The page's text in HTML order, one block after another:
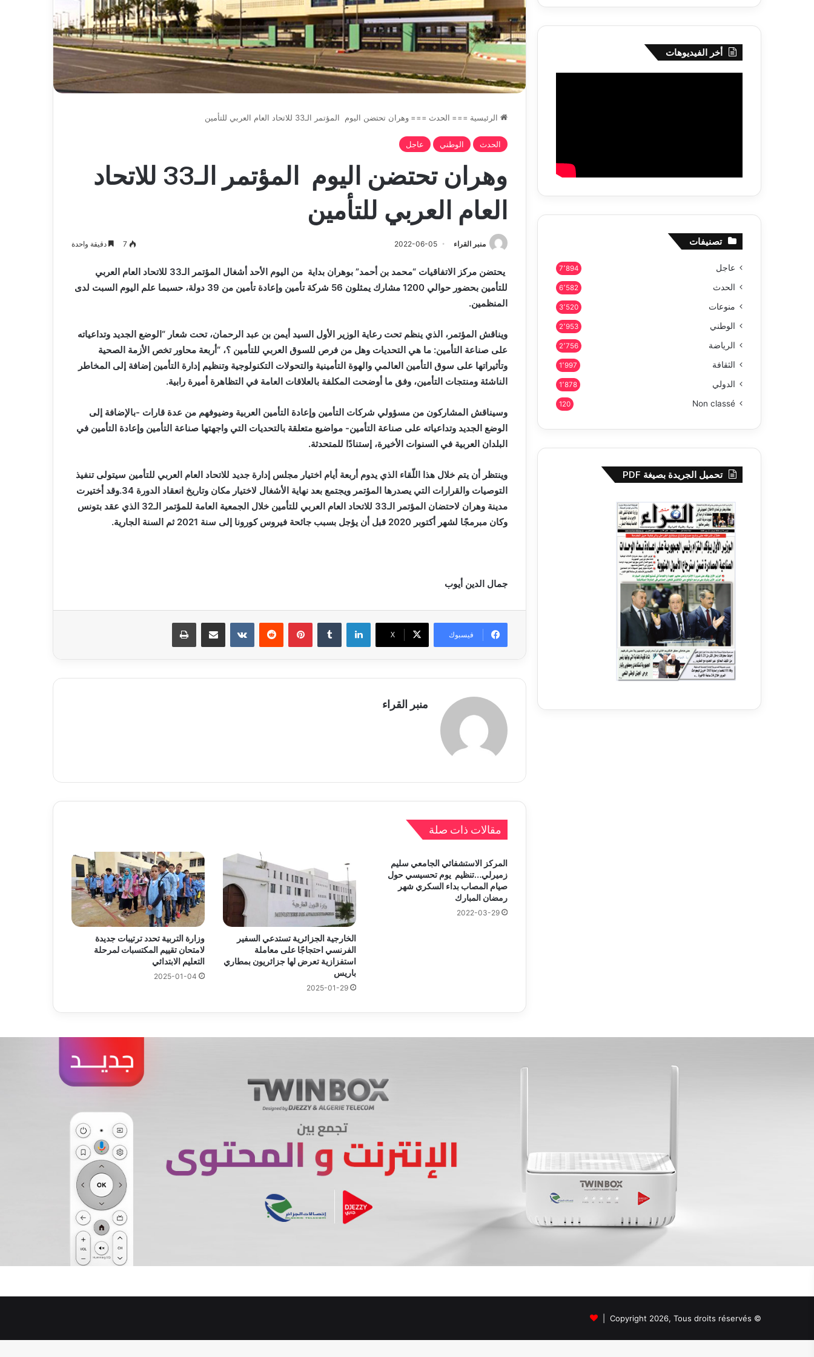
الرئيسية === الحدث === وهران تحتضن اليوم المؤتمر الـ33 للاتحاد العام العربي للتأمين
الحدث الوطني عاجل
وهران تحتضن اليوم المؤتمر الـ33 للاتحاد
العام العربي للتأمين
منبر القراء 2022-06-05
7 دقيقة واحدة
يحتضن مركز الاتفاقيات “محمد بن أحمد” بوهران بداية من اليوم الأحد أشغال المؤتمر الـ33 للاتحاد العام العربي
للتأمين بحضور حوالي 1200 مشارك يمثلون 56 شركة تأمين وإعادة تأمين من 39 دولة، حسبما علم اليوم السبت لدى
المنظمين.
ويناقش المؤتمر، الذي ينظم تحت رعاية الوزير الأول السيد أيمن بن عبد الرحمان، تحت شعار “الوضع الجديد وتداعياته
على صناعة التأمين: ما هي التحديات وهل من فرص للسوق العربي للتأمين ؟، “أربعة محاور تخص الأزمة الصحية
وتأثيراتها على سوق التأمين العالمي والهوة التأمينية والتحولات التكنولوجية وتنظيم إدارة التأمين إضافة إلى المخاطر
الناشئة ومنتجات التأمين، وفق ما أوضحت المكلفة بالعلاقات العامة في التظاهرة أميرة رابية.
وسيناقش المشاركون من مسؤولي شركات التأمين وإعادة التأمين العربية وضيوفهم من عدة قارات -بالإضافة إلى
الوضع الجديد وتداعياته على صناعة التأمين- مواضيع متعلقة بالتحديات التي واجهتها صناعة التأمين وإعادة التأمين في
البلدان العربية في السنوات الأخيرة، إستنادًا للمتحدثة.
وينتظر أن يتم خلال هذا اللّقاء الذي يدوم أربعة أيام اختيار مجلس إدارة جديد للاتحاد العام العربي للتأمين سيتولى تنفيذ
التوصيات والقرارات التي يصدرها المؤتمر ويجتمع بعد نهاية الأشغال لاختيار مكان وتاريخ انعقاد الدورة 34.وقد أختيرت
مدينة وهران لاحتضان المؤتمر الـ33 للاتحاد العام العربي للتأمين خلال الجمعية العامة للمؤتمر الـ32 الذي عقد بتونس
وكان مبرمجًا لشهر أكتوبر 2020 قبل أن يؤجل بسبب جائحة فيروس كورونا إلى سنة 2021 ثم السنة الجارية.
جمال الدين أيوب
فيسبوك X
لينكدإن بينتيريست مشاركة عبر البريد
منبر القراء
مقالات ذات صلة
المركز الاستشفائي الجامعي سليم
زميرلي…تنظيم يوم تحسيسي حول
صيام المصاب بداء السكري شهر
رمضان المبارك
2022-03-29
الخارجية الجزائرية تستدعي السفير
الفرنسي احتجاجًا على معاملة
استفزازية تعرض لها جزائريون بمطاري
باريس
2025-01-29
وزارة التربية تحدد ترتيبات جديدة
لامتحان تقييم المكتسبات لمرحلة
التعليم الابتدائي
2025-01-04
أخر الفيديوهات
تصنيفات
عاجل 7٬894
الحدث 6٬582
منوعات 3٬520
الوطني 2٬953
الرياضة 2٬756
الثقافة 1٬997
الدولي 1٬878
Non classé
120
تحميل الجريدة بصيغة PDF
© Copyright 2026, Tous droits réservés |